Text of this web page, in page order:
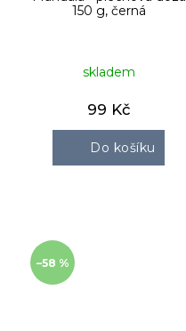
150 g, černá
skladem
99 Kč
Do košíku
–58 %